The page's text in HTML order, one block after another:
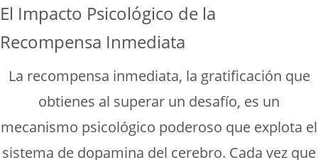
El Impacto Psicológico de la
Recompensa Inmediata
La recompensa inmediata, la gratificación que
obtienes al superar un desafío, es un
mecanismo psicológico poderoso que explota el
sistema de dopamina del cerebro. Cada vez que